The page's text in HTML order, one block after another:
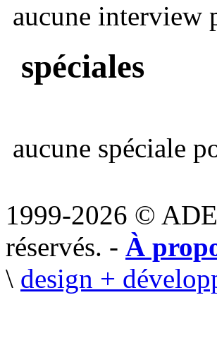
aucune interview
spéciales
aucune spéciale
1999-2026 ©
réservés. - À
\ design +